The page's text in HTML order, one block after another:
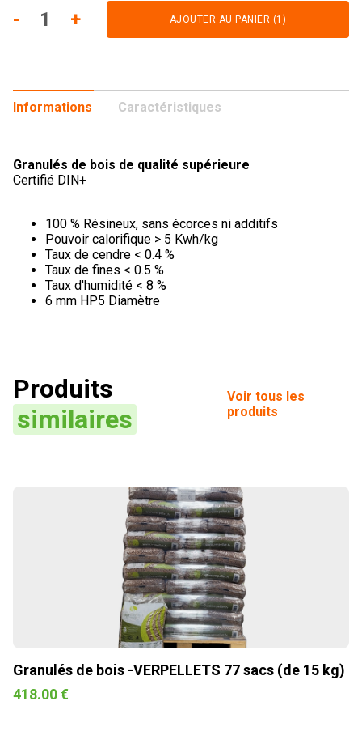
- 1 + AJOUTER AU PANIER (1)
Informations Caractéristiques
Granulés de bois de qualité supérieure
Certifié DIN+
100 % Résineux, sans écorces ni additifs
Pouvoir calorifique > 5 Kwh/kg
Taux de cendre < 0.4 %
Taux de fines < 0.5 %
Taux d'humidité < 8 %
6 mm HP5 Diamètre
Produits
similaires
Voir tous les
produits
Granulés de bois -VERPELLETS 77 sacs (de 15 kg)
418.00 €